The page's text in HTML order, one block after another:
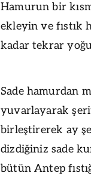
Hamurun bir
ekleyin ve fıstık
kadar tekrar
Sade hamurdan
yuvarlayarak
birleştirerek ay
dizdiğiniz sade
bütün Antep